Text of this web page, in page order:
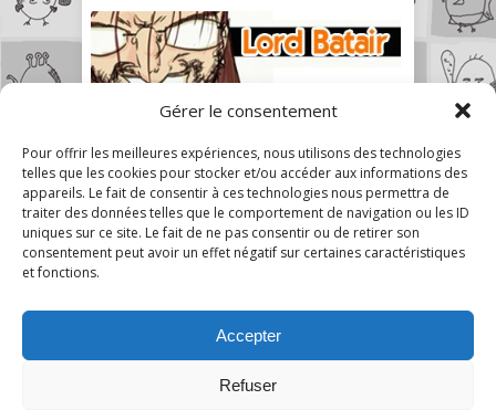
Gérer le consentement
Pour offrir les meilleures expériences, nous utilisons des technologies
telles que les cookies pour stocker et/ou accéder aux informations des
appareils. Le fait de consentir à ces technologies nous permettra de
traiter des données telles que le comportement de navigation ou les ID
uniques sur ce site. Le fait de ne pas consentir ou de retirer son
consentement peut avoir un effet négatif sur certaines caractéristiques
et fonctions.
Accepter
Refuser